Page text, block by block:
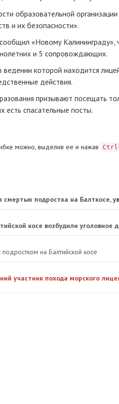
образовательной организации
и их безопасности».
«Новому Калининграду»,
и 5 сопровождающих.
которой находится
действия.
призывают посещать
спасательные посты.
можно, выделив ее и нажав
смертью подростка на Балткосе,
косе возбудили уголовное
на Балтийской косе
участник похода морского